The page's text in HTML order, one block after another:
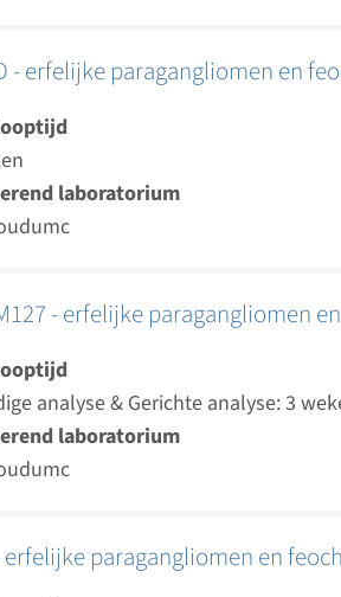
- erfelijke paragangliomen en
laboratorium
- erfelijke paragangliomen
analyse & Gerichte analyse: 3
laboratorium
erfelijke paragangliomen en